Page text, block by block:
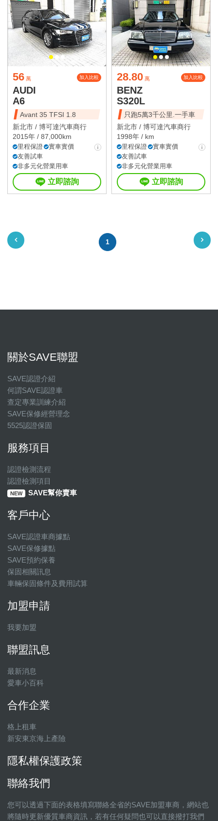
56 萬 加入比較
AUDI
A6
Avant 35 TFSI 1.8
新北市 / 博可達汽車商行
2015年 / 87,000km
里程保證
實車實價
友善試車
非多元化營業用車
立即諮詢
28.80 萬 加入比較
BENZ
S320L
只跑5萬3千公里.一手車
新北市 / 博可達汽車商行
1998年 / km
里程保證
實車實價
友善試車
非多元化營業用車
立即諮詢
1
關於SAVE聯盟
SAVE認證介紹
何謂SAVE認證車
查定專業訓練介紹
SAVE保修經營理念
5525認證保固
服務項目
認證檢測流程
認證檢測項目
NEW SAVE幫你賣車
客戶中心
SAVE認證車商據點
SAVE保修據點
SAVE預約保養
保固相關訊息
車輛保固條件及費用試算
加盟申請
我要加盟
聯盟訊息
最新消息
愛車小百科
合作企業
格上租車
新安東京海上產險
隱私權保護政策
聯絡我們
您可以透過下面的表格填寫聯絡全省的SAVE加盟車商，網站也
將隨時更新優質車商資訊，若有任何疑問也可以直接撥打我們